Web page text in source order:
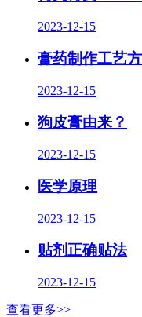
2023-12-15
膏药制作工艺
2023-12-15
狗皮膏由来？
2023-12-15
医学原理
2023-12-15
贴剂正确贴法
2023-12-15
查看更多>>